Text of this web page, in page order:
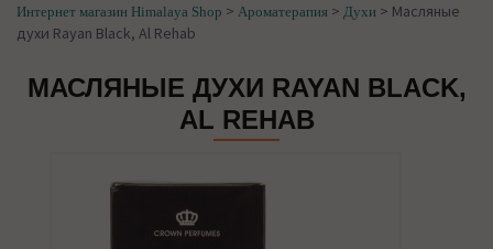
Интернет магазин Himalaya Shop > Ароматерапия > Духи > Масляные
духи Rayan Black, Al Rehab
МАСЛЯНЫЕ ДУХИ RAYAN BLACK,
AL REHAB